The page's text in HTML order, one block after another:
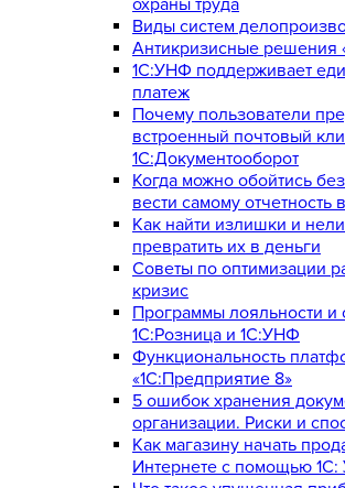
Виды систем
Антикризисные решения
1С:УНФ поддерживает
платеж
Почему пользователи
встроенный почтовый
1С:Документооборот
Когда можно обойтись
вести самому отчетность
Как найти излишки и
превратить их в деньги
Советы по оптимизации
кризис
Программы лояльности и
1С:Розница и 1С:УНФ
Функциональность
«1С:Предприятие 8»
5 ошибок хранения
организации. Риски и
Как магазину начать
Интернете с помощью